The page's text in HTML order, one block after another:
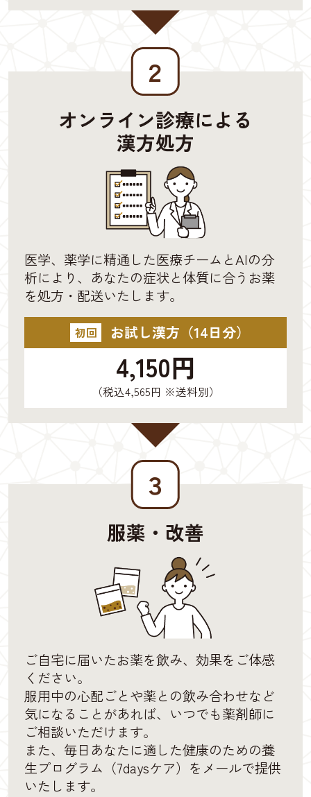
２
オンライン診療による
漢方処方
医学、薬学に精通した医療チームとAIの分
析により、あなたの症状と体質に合うお薬
を処方・配送いたします。
初回 お試し漢方（14日分）
4,150円
（税込4,565円 ※送料別）
３
服薬・改善
ご自宅に届いたお薬を飲み、効果をご体感
ください。
服用中の心配ごとや薬との飲み合わせなど
気になることがあれば、いつでも薬剤師に
ご相談いただけます。
また、毎日あなたに適した健康のための養
生プログラム（7daysケア）をメールで提供
いたします。